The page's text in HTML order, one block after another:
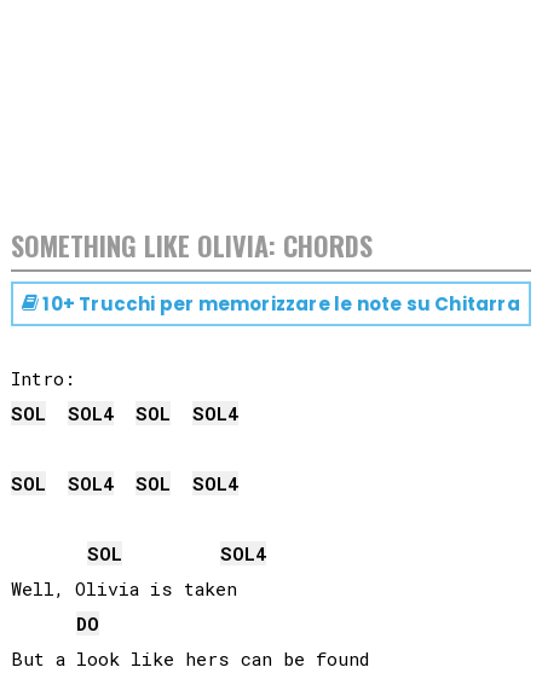
SOMETHING LIKE OLIVIA: CHORDS
10+ Trucchi per memorizzare le note su Chitarra
SOL
SOL4 SOL SOL4
SOL SOL4 SOL SOL4
SOL SOL4
Well, Olivia is taken
DO
But a look like hers can be found